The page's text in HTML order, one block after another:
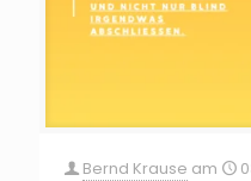
Bernd Krause am